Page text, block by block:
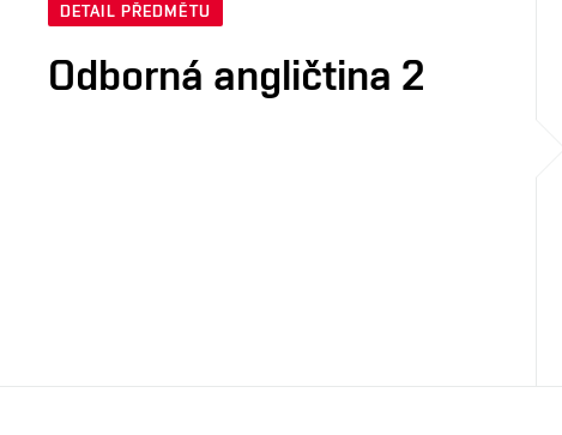
DETAIL PŘEDMĚTU
Odborná angličtina 2